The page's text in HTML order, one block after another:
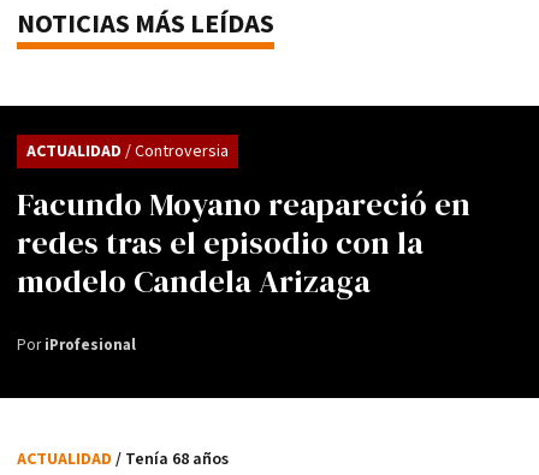
NOTICIAS MÁS LEÍDAS
Facundo Moyano reapareció en
redes tras el episodio con la
modelo Candela Arizaga
ACTUALIDAD / Controversia
PoriProfesional
ACTUALIDAD / Tenía 68 años